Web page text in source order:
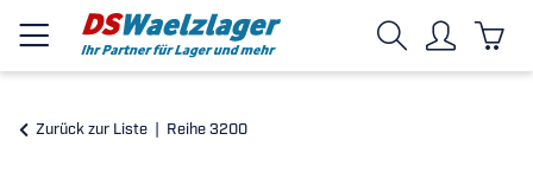
Zurück zur Liste Reihe 3200